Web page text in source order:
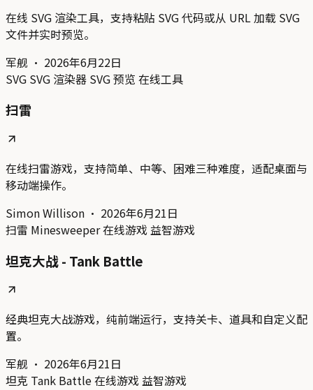
在线 SVG 渲染工具，支持粘贴 SVG 代码或从 URL 加载 SVG
文件并实时预览。
军舰 · 2026年6月22日
SVG SVG 渲染器 SVG 预览 在线工具
扫雷
在线扫雷游戏，支持简单、中等、困难三种难度，适配桌面与
移动端操作。
Simon Willison · 2026年6月21日
扫雷 Minesweeper在线游戏益智游戏
坦克大战 - Tank Battle
经典坦克大战游戏，纯前端运行，支持关卡、道具和自定义配
置。
军舰 · 2026年6月21日
坦克 Tank Battle在线游戏益智游戏